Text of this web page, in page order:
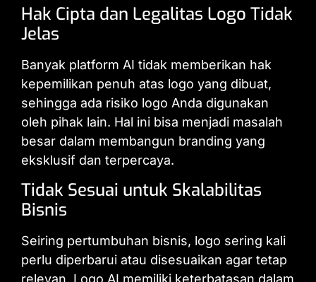
Hak Cipta dan Legalitas Logo Tidak
Jelas
Banyak platform AI tidak memberikan hak
kepemilikan penuh atas logo yang dibuat,
sehingga ada risiko logo Anda digunakan
oleh pihak lain. Hal ini bisa menjadi masalah
besar dalam membangun branding yang
eksklusif dan terpercaya.
Tidak Sesuai untuk Skalabilitas
Bisnis
Seiring pertumbuhan bisnis, logo sering kali
perlu diperbarui atau disesuaikan agar tetap
relevan. Logo AI memiliki keterbatasan dalam